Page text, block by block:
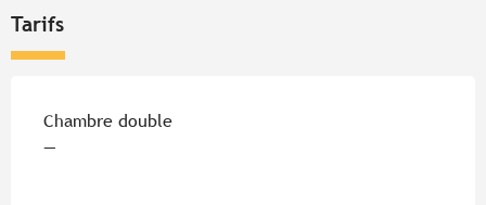
Tarifs
Tarifs 2026
Chambre double
—